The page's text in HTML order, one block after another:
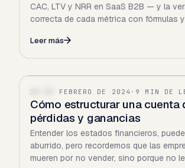
CAC, LTV y NRR en SaaS B2B — y la
correcta de cada métrica con fórmulas
Leer más
28 DE FEBRERO DE 2024 · 9 MIN DE
Cómo estructurar una cuenta
pérdidas y ganancias
Entender los estados financieros,
aburrido, pero recordemos que las
mueren por no vender, sino porque no